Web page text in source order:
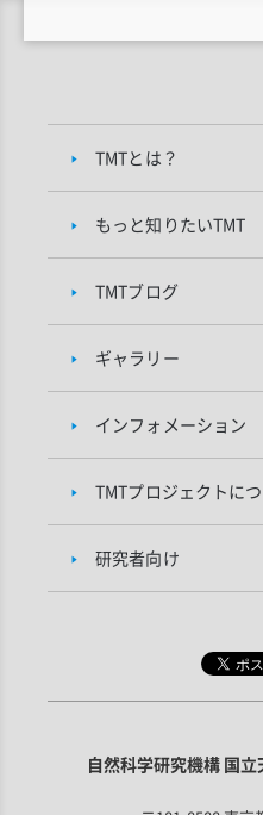
TMTとは？
もっと知りたいTMT
TMTブログ
ギャラリー
インフォメーション
TMTプロジェクトに
研究者向け
自然科学研究機構 国